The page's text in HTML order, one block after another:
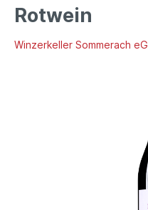
Rotwein
Winzerkeller Sommerach eG